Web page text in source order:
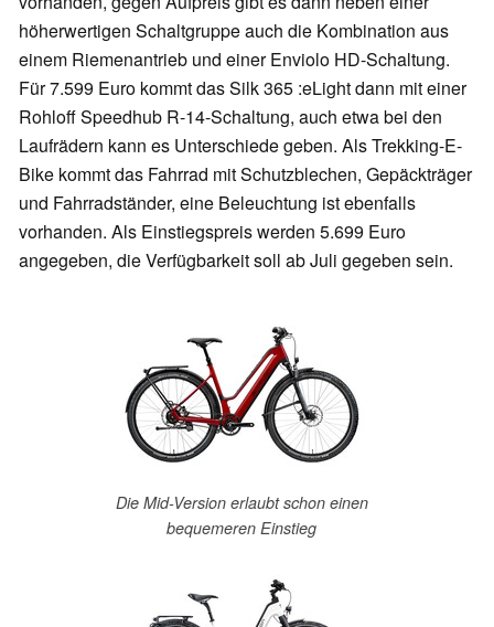
höherwertigen Schaltgruppe auch die Kombination aus
einem Riemenantrieb und einer Enviolo HD-Schaltung.
Für 7.599 Euro kommt das Silk 365 :eLight dann mit einer
Rohloff Speedhub R-14-Schaltung, auch etwa bei den
Laufrädern kann es Unterschiede geben. Als Trekking-E-
Bike kommt das Fahrrad mit Schutzblechen, Gepäckträger
und Fahrradständer, eine Beleuchtung ist ebenfalls
vorhanden. Als Einstiegspreis werden 5.699 Euro
angegeben, die Verfügbarkeit soll ab Juli gegeben sein.
Die Mid-Version erlaubt schon einen
bequemeren Einstieg